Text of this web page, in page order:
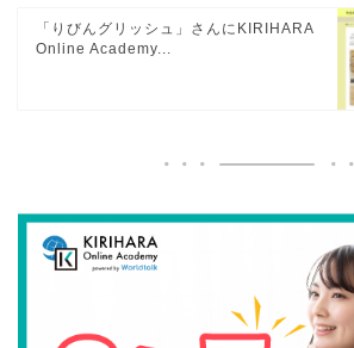
「りびんグリッシュ」さんにKIRIHARA
Online Academy...